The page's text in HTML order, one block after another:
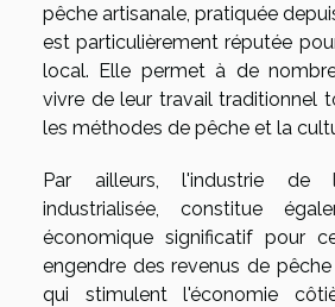
pêche artisanale, pratiquée
est particulièrement réputée
local. Elle permet à de
vivre de leur travail traditionnel
les méthodes de pêche et la
Par ailleurs, l'industrie de
industrialisée, constitue
économique significatif pour
engendre des revenus de
qui stimulent l'économie